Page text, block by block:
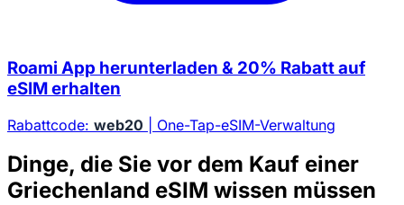
Roami App herunterladen & 20% Rabatt auf
eSIM erhalten
Rabattcode: web20 | One-Tap-eSIM-Verwaltung
Dinge, die Sie vor dem Kauf einer
Griechenland eSIM wissen müssen